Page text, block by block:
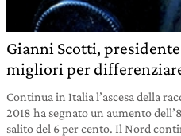
Gianni Scotti,
migliori per
Continua in Italia l’ascesa della
2018 ha segnato un aumento
salito del 6 per cento. Il Nord